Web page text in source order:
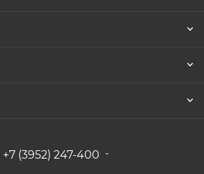
+7 (3952) 247-400